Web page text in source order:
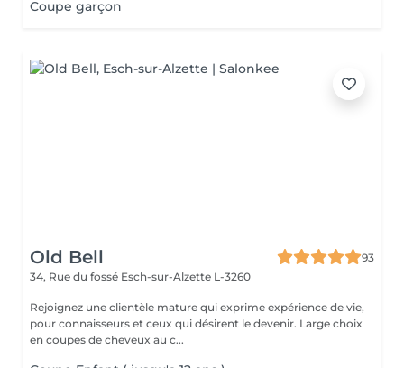
Coupe garçon
Old Bell
93
34, Rue du fossé Esch-sur-Alzette L-3260
Rejoignez une clientèle mature qui exprime expérience de vie,
pour connaisseurs et ceux qui désirent le devenir. Large choix
en coupes de cheveux au c...